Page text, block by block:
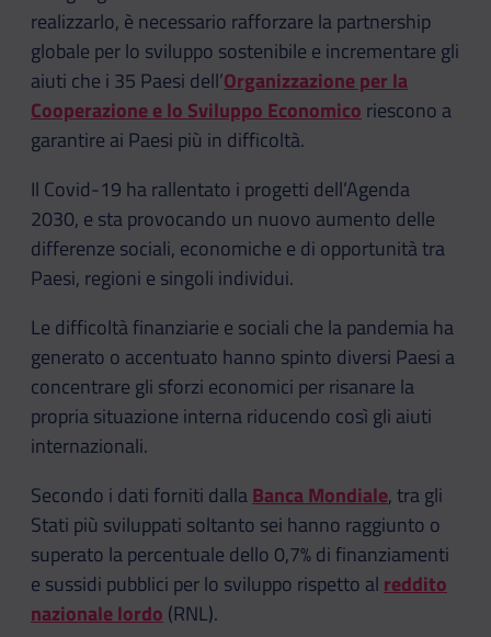
realizzarlo, è necessario rafforzare la partnership
globale per lo sviluppo sostenibile e incrementare gli
aiuti che i 35 Paesi dell’Organizzazione per la
Cooperazione e lo Sviluppo Economico riescono a
garantire ai Paesi più in difficoltà.
Il Covid-19 ha rallentato i progetti dell’Agenda
2030, e sta provocando un nuovo aumento delle
differenze sociali, economiche e di opportunità tra
Paesi, regioni e singoli individui.
Le difficoltà finanziarie e sociali che la pandemia ha
generato o accentuato hanno spinto diversi Paesi a
concentrare gli sforzi economici per risanare la
propria situazione interna riducendo così gli aiuti
internazionali.
Secondo i dati forniti dallaBanca Mondiale, tra gli
Stati più sviluppati soltanto sei hanno raggiunto o
superato la percentuale dello 0,7% di finanziamenti
e sussidi pubblici per lo sviluppo rispetto al reddito
nazionale lordo (RNL).